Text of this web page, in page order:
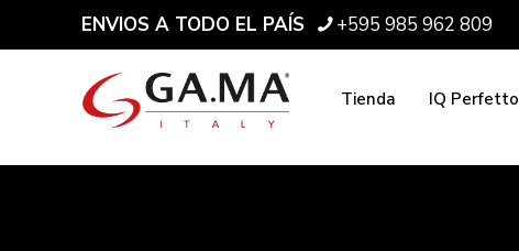
ENVIOS A TODO EL PAÍS +595 985 962 809
Tienda IQ Perfetto